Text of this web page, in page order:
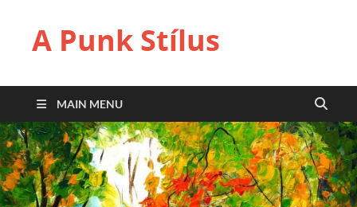
A Punk Stílus
MAIN MENU